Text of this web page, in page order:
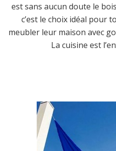
est sans aucun doute le
c’est le choix idéal pour
meubler leur maison avec
La cuisine est